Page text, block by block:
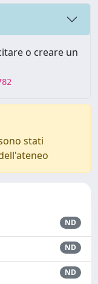
o creare un
stati
ND
ND
ND